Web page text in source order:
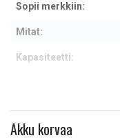
Sopii merkkiin:
Mitat:
Kapasiteetti:
Akku korvaa